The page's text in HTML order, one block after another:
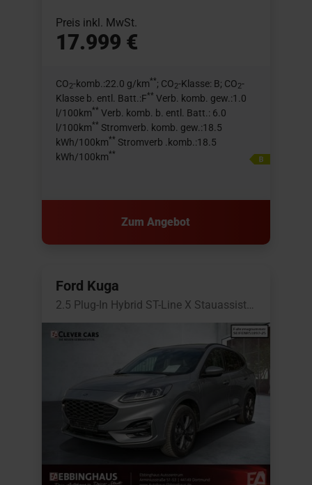
Preis inkl. MwSt.
17.999 €
CO2-komb.:22.0 g/km**; CO2-Klasse: B; CO2-
Klasse b. entl. Batt.:F** Verb. komb. gew.:1.0
l/100km** Verb. komb. b. entl. Batt.: 6.0
l/100km** Stromverb. komb. gew.:18.5
kWh/100km** Stromverb .komb.:18.5
kWh/100km**
Zum Angebot
Ford Kuga
2.5 Plug-In Hybrid ST-Line X Stauassistent